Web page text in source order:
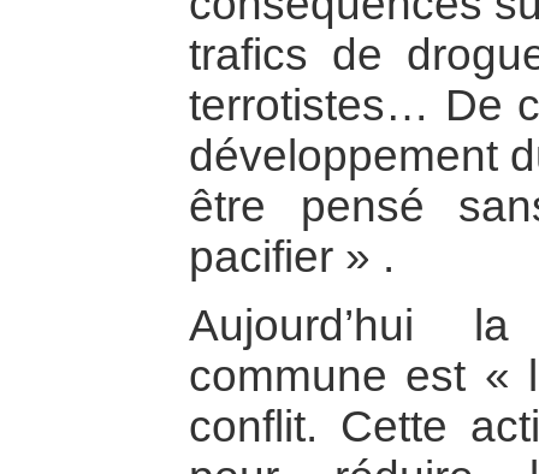
trafics de
terrotistes… De
développement
être pensé
pacifier » .
Aujourd’hui
commune est «
conflit. Cette